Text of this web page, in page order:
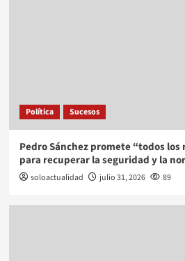
Política Sucesos
Pedro Sánchez promete “todos los
para recuperar la seguridad y la
soloactualidad julio 31, 2026 89